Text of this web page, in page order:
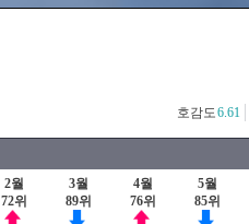
호감도6.61
2월
72위
3월
89위
4월
76위
5월
85위